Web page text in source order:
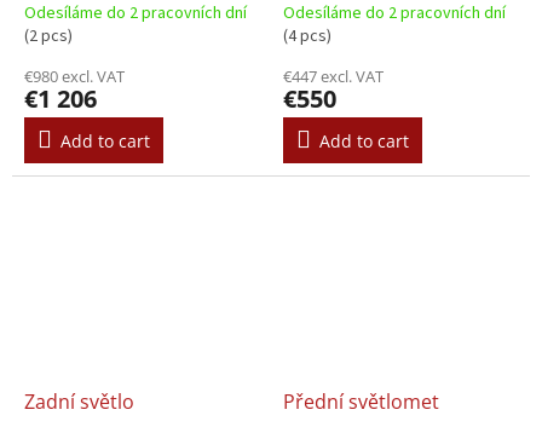
Odesíláme do 2 pracovních dní
(2 pcs)
€980 excl. VAT
€1 206
Add to cart
Odesíláme do 2 pracovních dní
(4 pcs)
€447 excl. VAT
€550
Add to cart
Zadní světlo Přední světlomet